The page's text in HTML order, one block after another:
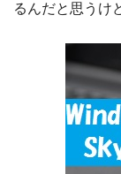
るんだと思うけ